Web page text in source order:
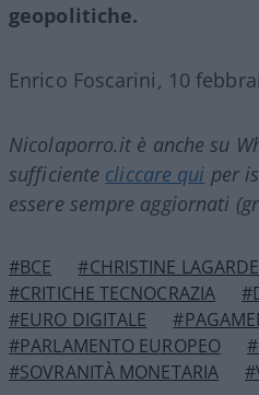
geopolitiche.
Enrico Foscarini, 10
Nicolaporro.it è anche su
sufficiente cliccare qui per
essere sempre aggiornati
#BCE
#CHRISTINE LAGARDE
#CRITICHE TECNOCRAZIA
#EURO DIGITALE
#PARLAMENTO EUROPEO
#SOVRANITÀ MONETARIA